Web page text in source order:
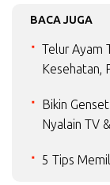
BACA JUGA
Telur Ayam
Kesehatan,
Bikin
Nyalain TV
5 Tips